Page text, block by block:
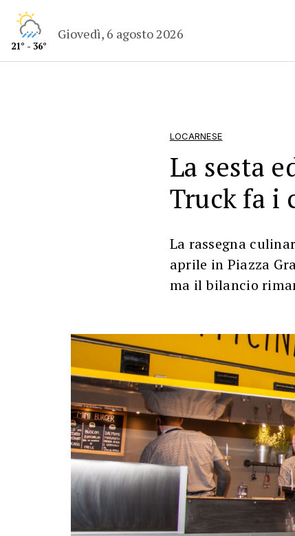
21° - 36°
Giovedì, 6 agosto 2026
LOCARNESE
La sesta
Truck fa i
La rassegna
aprile in Piazza
ma il bilancio